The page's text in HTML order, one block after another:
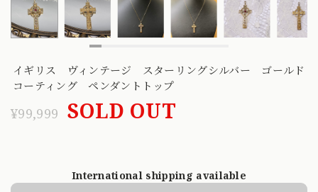
イギリス ヴィンテージ スターリングシルバー ゴールド
コーティング ペンダントトップ
¥99,999 SOLD OUT
International shipping available